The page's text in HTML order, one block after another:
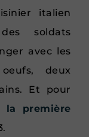
italien
soldats
avec les
deux
Et pour
première